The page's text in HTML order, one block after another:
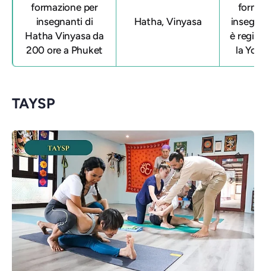
formazione per
insegnanti di
Hatha Vinyasa da
200 ore a Phuket
Hatha, Vinyasa
è
la
TAYSP